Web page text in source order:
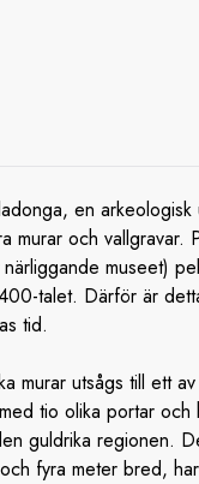
en
murar och
museet)
talet. Därför är
tid.
murar utsågs till ett
tio olika portar
guldrika regionen.
fyra meter bred,